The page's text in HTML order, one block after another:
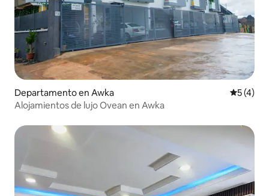
Departamento en Awka
5 (4)
Alojamientos de lujo Ovean en Awka